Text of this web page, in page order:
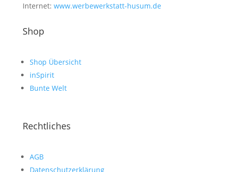
Internet: www.werbewerkstatt-husum.de
Shop
Shop Übersicht
inSpirit
Bunte Welt
Rechtliches
AGB
Datenschutzerklärung